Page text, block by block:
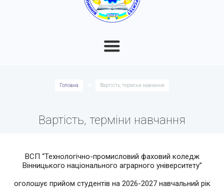
Головна Вартість, терміни навчання
Вартість, терміни навчання
ВСП “Технологічно-промисловий фаховий коледж
Вінницького національного аграрного університету”
оголошує прийом студентів на 2026-2027 навчальний рік